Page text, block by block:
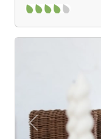
Previous